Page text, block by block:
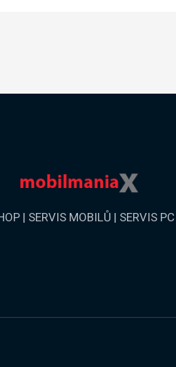
| SERVIS MOBILŮ | SERVIS PC